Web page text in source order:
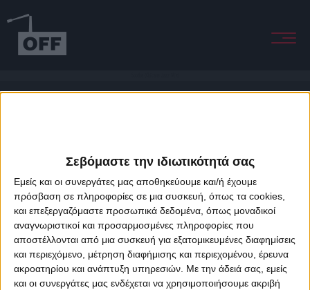
Σεβόμαστε την ιδιωτικότητά σας
Εμείς και οι συνεργάτες μας αποθηκεύουμε και/ή έχουμε
πρόσβαση σε πληροφορίες σε μια συσκευή, όπως τα cookies,
και επεξεργαζόμαστε προσωπικά δεδομένα, όπως μοναδικοί
αναγνωριστικοί και προσαρμοσμένες πληροφορίες που
αποστέλλονται από μια συσκευή για εξατομικευμένες διαφημίσεις
και περιεχόμενο, μέτρηση διαφήμισης και περιεχομένου, έρευνα
ακροατηρίου και ανάπτυξη υπηρεσιών. Με την άδειά σας, εμείς
και οι συνεργάτες μας ενδέχεται να χρησιμοποιήσουμε ακριβή
About Offradio Business Class Terms & Conditions
Privacy Policy
Designed & developed byporcupine colors&Fotis Alexandrou